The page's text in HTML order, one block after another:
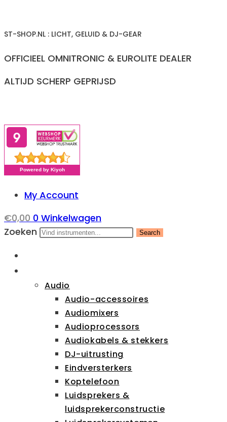
inhoud
ST-SHOP.NL : LICHT, GELUID & DJ-GEAR
OFFICIEEL OMNITRONIC & EUROLITE DEALER
ALTIJD SCHERP GEPRIJSD
My Account
€0,00 0 Winkelwagen
Zoeken
Search
Audio
Audio-accessoires
Audiomixers
Audioprocessors
Audiokabels & stekkers
DJ-uitrusting
Eindversterkers
Koptelefoon
Luidsprekers &
luidsprekerconstructie